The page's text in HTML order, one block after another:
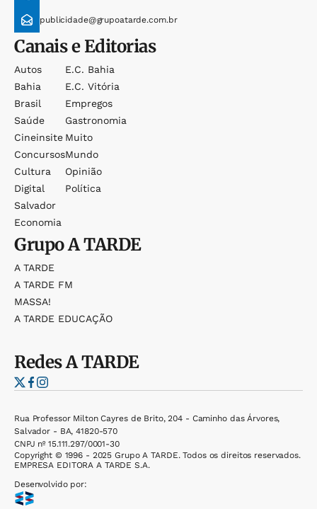
publicidade@grupoatarde.com.br
Canais e Editorias
Autos
Bahia
Brasil
Saúde
Cineinsite
Concursos
Cultura
Digital
Salvador
Economia
E.c. Bahia
E.c. Vitória
Empregos
Gastronomia
Muito
Mundo
Opinião
Política
GrupoA TARDE
A TARDE
A TARDE FM
MASSA!
A TARDE EDUCAÇÃO
RedesA TARDE
Rua Professor Milton Cayres de Brito, 204 - Caminho das Árvores,
Salvador - BA, 41820-570
CNPJ nº 15.111.297/0001-30
Copyright © 1996 - 2025 Grupo A TARDE. Todos os direitos reservados.
EMPRESA EDITORA A TARDE S.A.
Desenvolvido por: